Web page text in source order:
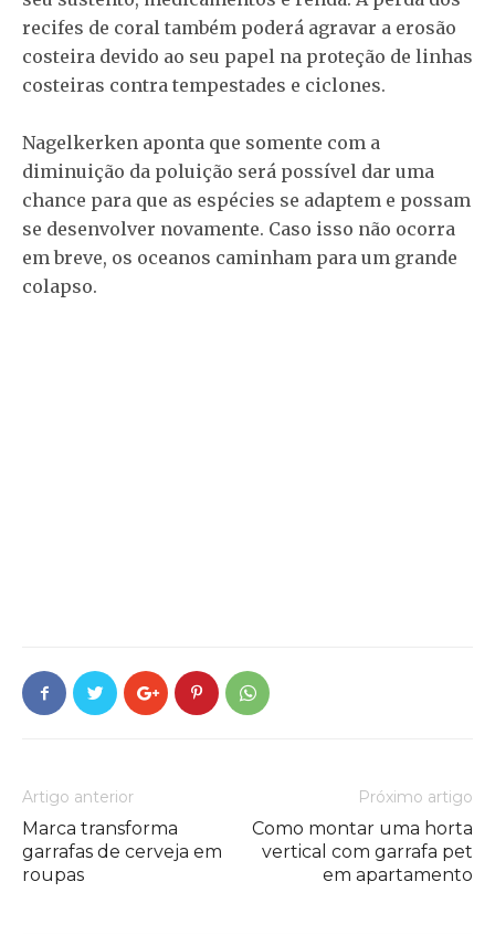
recifes de coral também poderá agravar a erosão
costeira devido ao seu papel na proteção de linhas
costeiras contra tempestades e ciclones.
Nagelkerken aponta que somente com a
diminuição da poluição será possível dar uma
chance para que as espécies se adaptem e possam
se desenvolver novamente. Caso isso não ocorra
em breve, os oceanos caminham para um grande
colapso.
Artigo anterior
Marca transforma
garrafas de cerveja em
roupas
Próximo artigo
Como montar uma horta
vertical com garrafa pet
em apartamento